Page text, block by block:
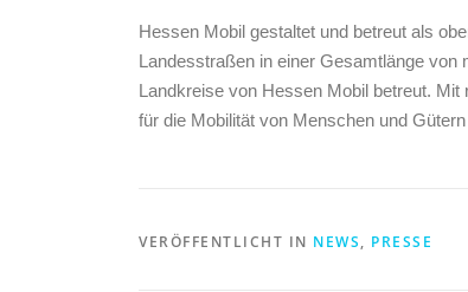
Hessen Mobil gestaltet und betreut als
Landesstraßen in einer Gesamtlänge
Landkreise von Hessen Mobil betreut.
für die Mobilität von Menschen und
VERÖFFENTLICHT IN NEWS, PRESSE